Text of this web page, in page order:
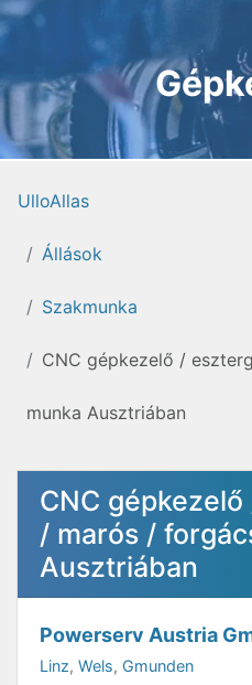
UlloAllas
Állások
Szakmunka
CNC gépkezelő /
munka Ausztriában
CNC
/ marós /
Ausztriában
Powerserv Austria
Linz, Wels, Gmunden